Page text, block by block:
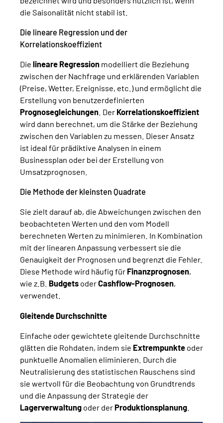
die Saisonalität nicht stabil ist.
Die lineare Regression und der
Korrelationskoeffizient
Die lineare Regression modelliert die Beziehung
zwischen der Nachfrage und erklärenden Variablen
(Preise, Wetter, Ereignisse, etc.) und ermöglicht die
Erstellung von benutzerdefinierten
Prognosegleichungen . Der Korrelationskoeffizient
wird dann berechnet, um die Stärke der Beziehung
zwischen den Variablen zu messen. Dieser Ansatz
ist ideal für prädiktive Analysen in einem
Businessplan oder bei der Erstellung von
Umsatzprognosen.
Die Methode der kleinsten Quadrate
Sie zielt darauf ab, die Abweichungen zwischen den
beobachteten Werten und den vom Modell
berechneten Werten zu minimieren. In Kombination
mit der linearen Anpassung verbessert sie die
Genauigkeit der Prognosen und begrenzt die Fehler.
Diese Methode wird häufig für Finanzprognosen,
wie z.B. Budgets oderCashflow-Prognosen,
verwendet.
Gleitende Durchschnitte
Einfache oder gewichtete gleitende Durchschnitte
glätten die Rohdaten, indem sie Extrempunkte oder
punktuelle Anomalien eliminieren. Durch die
Neutralisierung des statistischen Rauschens sind
sie wertvoll für die Beobachtung von Grundtrends
und die Anpassung der Strategie der
Lagerverwaltung oder der Produktionsplanung